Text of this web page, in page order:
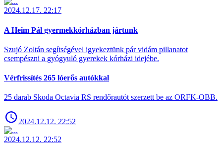
2024.12.17. 22:17
A Heim Pál gyermekkórházban jártunk
Szujó Zoltán segítségével igyekeztünk pár vidám pillanatot
csempészni a gyógyuló gyerekek kórházi idejébe.
Vérfrissítés 265 lóerős autókkal
25 darab Skoda Octavia RS rendőrautót szerzett be az ORFK-OBB.
2024.12.12. 22:52
2024.12.12. 22:52